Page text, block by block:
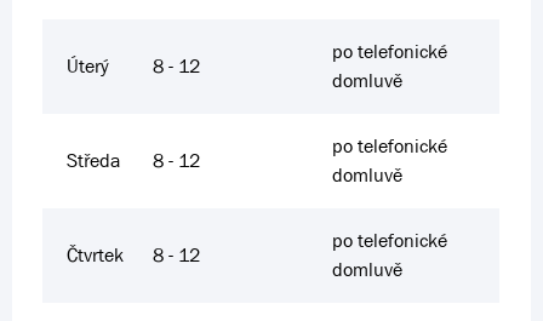
Úterý 8 - 12
po telefonické
domluvě
Středa 8 - 12
po telefonické
domluvě
Čtvrtek 8 - 12
po telefonické
domluvě